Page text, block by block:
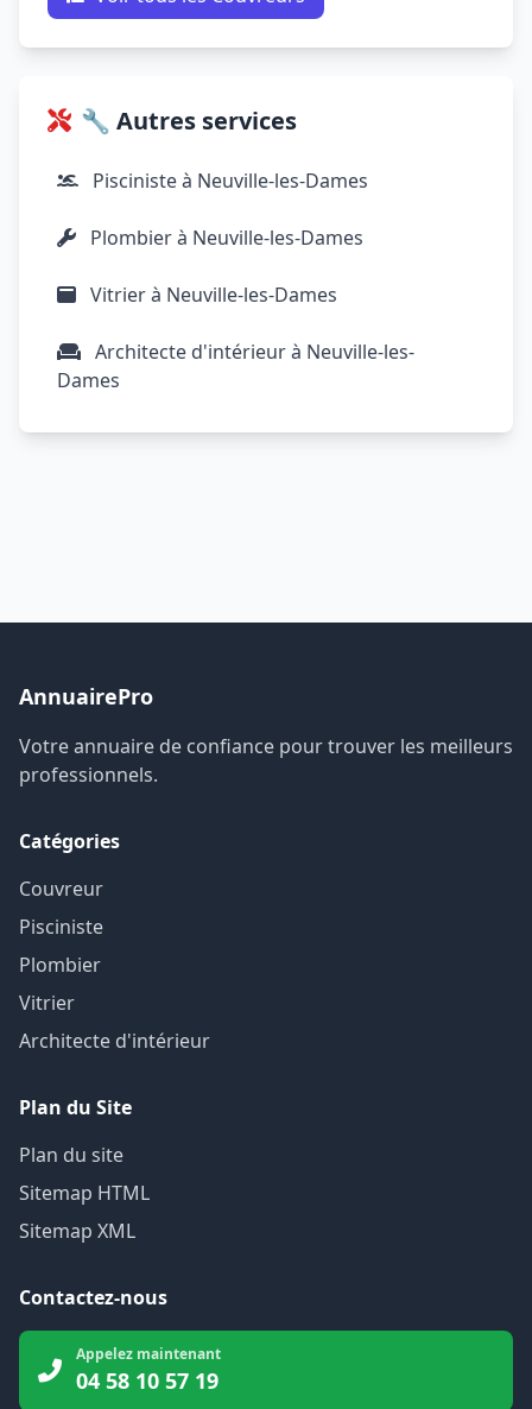
🔧 Autres services
Pisciniste à Neuville-les-Dames
Plombier à Neuville-les-Dames
Vitrier à Neuville-les-Dames
Architecte d'intérieur à Neuville-les-
Dames
AnnuairePro
Votre annuaire de confiance pour trouver les meilleurs
professionnels.
Catégories
Couvreur
Pisciniste
Plombier
Vitrier
Architecte d'intérieur
Plan du Site
Plan du site
Sitemap HTML
Sitemap XML
Contactez-nous
Appelez maintenant
04 58 10 57 19